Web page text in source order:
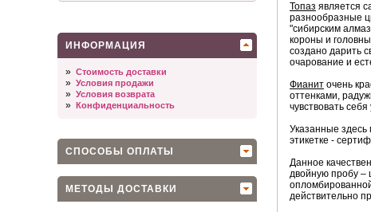
ИНФОРМАЦИЯ
» Стоимость доставки
» Условия продажи
» Условия возврата
» Конфиденциальность
СПОСОБЫ ОПЛАТЫ
МЕТОДЫ ДОСТАВКИ
Топаз является
разнообразные
"сибирским
короны и
создано дарить
очарование и
Фианит очень
оттенками,
чувствовать
Указанные
этикетке -
Данное
двойную пробу –
действительно